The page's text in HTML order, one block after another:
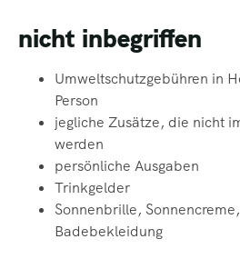
nicht inbegriffen
Umweltschutzgebühren in
Person
jegliche Zusätze, die nicht
werden
persönliche Ausgaben
Trinkgelder
Sonnenbrille,
Badebekleidung